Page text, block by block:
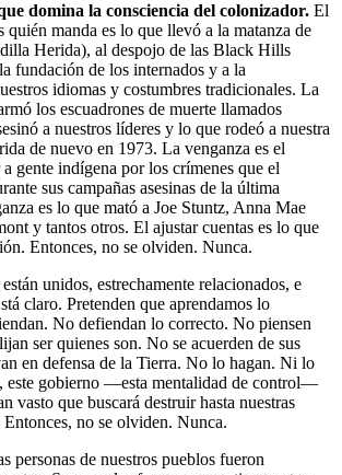
domina la consciencia del colonizador. El
quién manda es lo que llevó a la matanza de
Herida), al despojo de las Black Hills
fundación de los internados y a la
idiomas y costumbres tradicionales. La
los escuadrones de muerte llamados
a nuestros líderes y lo que rodeó a nuestra
de nuevo en 1973. La venganza es el
gente indígena por los crímenes que el
sus campañas asesinas de la última
es lo que mató a Joe Stuntz, Anna Mae
y tantos otros. El ajustar cuentas es lo que
Entonces, no se olviden. Nunca.
unidos, estrechamente relacionados, e
claro. Pretenden que aprendamos lo
No defiendan lo correcto. No piensen
ser quienes son. No se acuerden de sus
en defensa de la Tierra. No lo hagan. Ni lo
este gobierno ––esta mentalidad de control––
vasto que buscará destruir hasta nuestras
Entonces, no se olviden. Nunca.
personas de nuestros pueblos fueron